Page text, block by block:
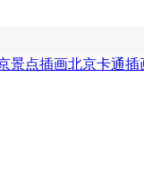
景点插画北京卡通插